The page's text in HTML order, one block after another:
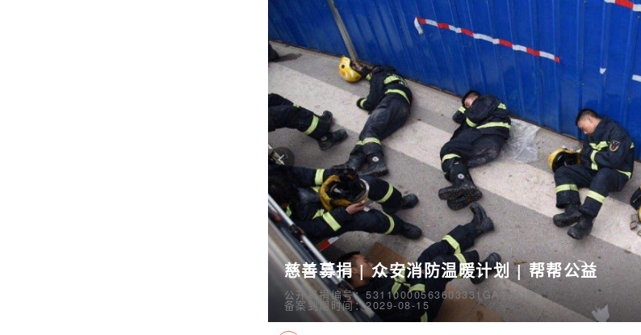
慈善募捐 | 众安消防温暖计划 | 帮帮公益
公开募捐编号：53110000563603331GA19010
备案到期时间：2029-08-15